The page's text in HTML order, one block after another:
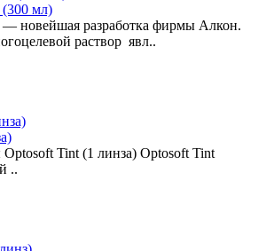
(300 мл)
— новейшая разработка фирмы Алкон.
раствор явл..
Tint (1 линза) Optosoft Tint
..